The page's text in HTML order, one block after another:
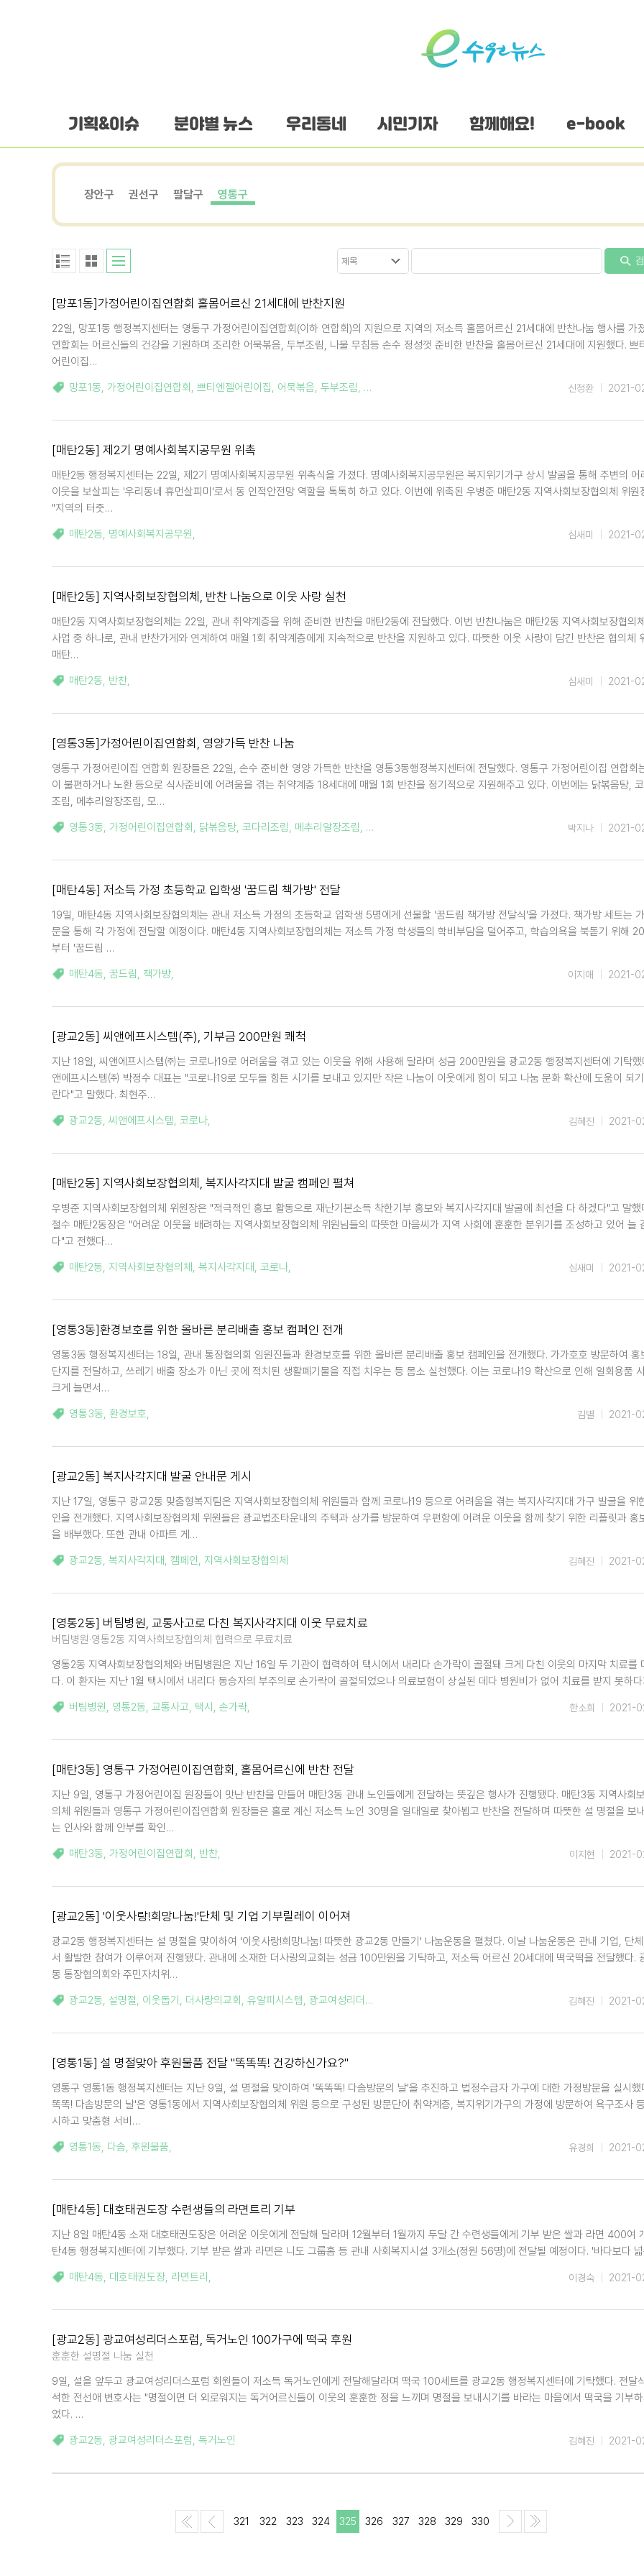
기획&이슈 분야별 뉴스 우리동네 시민기자 함께해요! e-book
장안구 권선구 팔달구 영통구
[망포1동]가정어린이집연합회 홀몸어르신 21세대에 반찬지원
22일, 망포1동 행정복지센터는 영통구 가정어린이집연합회(이하 연합회)의 지원으로 지역의 저소득 홀몸어르신 21세대에 반찬나눔 행사를 가
연합회는 어르신들의 건강을 기원하며 조리한 어묵볶음, 두부조림, 나물 무침등 손수 정성껏 준비한 반찬을 홀몸어르신 21세대에 지원했다. 쁘
어린이집…
망포1동, 가정어린이집연합회 , 쁘티엔젤어린이집, 어묵볶음, 두부조림, 나물 무침 2021-
신정환
[매탄2동] 제2기 명예사회복지공무원 위촉
매탄2동 행정복지센터는 22일, 제2기 명예사회복지공무원 위촉식을 가졌다. 명예사회복지공무원은 복지위기가구 상시 발굴을 통해 주변의 어
이웃을 보살피는 '우리동네 휴먼살피미'로서 동 인적안전망 역할을 톡톡히 하고 있다. 이번에 위촉된 우병준 매탄2동 지역사회보장협의체 위원
"지역의 터줏…
매탄2동, 명예사회복지공무원, 2021-
심새미
[매탄2동] 지역사회보장협의체, 반찬 나눔으로 이웃 사랑 실천
매탄2동 지역사회보장협의체는 22일, 관내 취약계층을 위해 준비한 반찬을 매탄2동에 전달했다. 이번 반찬나눔은 매탄2동 지역사회보장협의
사업 중 하나로, 관내 반찬가게와 연계하여 매월 1회 취약계층에게 지속적으로 반찬을 지원하고 있다. 따뜻한 이웃 사랑이 담긴 반찬은 협의체
매탄…
매탄2동, 반찬, 2021-
심새미
[영통3동]가정어린이집연합회, 영양가득 반찬 나눔
영통구 가정어린이집 연합회 원장들은 22일, 손수 준비한 영양 가득한 반찬을 영통3동행정복지센터에 전달했다. 영통구 가정어린이집 연합회
이 불편하거나 노환 등으로 식사준비에 어려움을 겪는 취약계층 18세대에 매월 1회 반찬을 정기적으로 지원해주고 있다. 이번에는 닭볶음탕, 코
조림, 메추리알장조림, 모…
영통3동, 가정어린이집연합회 , 닭볶음탕, 코다리조림, 메추리알장조림, 모듬전 2021-
박지나
[매탄4동] 저소득 가정 초등학교 입학생 '꿈드림 책가방' 전달
19일, 매탄4동 지역사회보장협의체는 관내 저소득 가정의 초등학교 입학생 5명에게 선물할 '꿈드림 책가방 전달식'을 가졌다. 책가방 세트는
문을 통해 각 가정에 전달할 예정이다. 매탄4동 지역사회보장협의체는 저소득 가정 학생들의 학비부담을 덜어주고, 학습의욕을 북돋기 위해
부터 '꿈드림 …
매탄4동, 꿈드림, 책가방, 2021-
이지애
[광교2동] 씨앤에프시스템(주), 기부금 200만원 쾌척
지난 18일, 씨앤에프시스템㈜는 코로나19로 어려움을 겪고 있는 이웃을 위해 사용해 달라며 성금 200만원을 광교2동 행정복지센터에 기탁했
앤에프시스템㈜ 박정수 대표는 "코로나19로 모두들 힘든 시기를 보내고 있지만 작은 나눔이 이웃에게 힘이 되고 나눔 문화 확산에 도움이 되
란다"고 말했다. 최현주…
광교2동, 씨앤에프시스템, 코로나, 2021-
김혜진
[매탄2동] 지역사회보장협의체, 복지사각지대 발굴 캠페인 펼쳐
우병준 지역사회보장협의체 위원장은 "적극적인 홍보 활동으로 재난기본소득 착한기부 홍보와 복지사각지대 발굴에 최선을 다 하겠다"고 말했
철수 매탄2동장은 "어려운 이웃을 배려하는 지역사회보장협의체 위원님들의 따뜻한 마음씨가 지역 사회에 훈훈한 분위기를 조성하고 있어 늘
다"고 전했다…
매탄2동, 지역사회보장협의체 , 복지사각지대, 코로나, 2021-
심새미
[영통3동]환경보호를 위한 올바른 분리배출 홍보 캠페인 전개
영통3동 행정복지센터는 18일, 관내 통장협의회 임원진들과 환경보호를 위한 올바른 분리배출 홍보 캠페인을 전개했다. 가가호호 방문하여 홍
단지를 전달하고, 쓰레기 배출 장소가 아닌 곳에 적치된 생활폐기물을 직접 치우는 등 몸소 실천했다. 이는 코로나19 확산으로 인해 일회용품
크게 늘면서…
영통3동, 환경보호, 2021-
김별
[광교2동] 복지사각지대 발굴 안내문 게시
지난 17일, 영통구 광교2동 맞춤형복지팀은 지역사회보장협의체 위원들과 함께 코로나19 등으로 어려움을 겪는 복지사각지대 가구 발굴을 위
인을 전개했다. 지역사회보장협의체 위원들은 광교법조타운내의 주택과 상가를 방문하여 우편함에 어려운 이웃을 함께 찾기 위한 리플릿과 홍
을 배부했다. 또한 관내 아파트 게…
광교2동, 복지사각지대, 캠페인, 지역사회보장협의체 2021-
김혜진
[영통2동] 버팀병원, 교통사고로 다친 복지사각지대 이웃 무료치료
버팀병원·영통2동 지역사회보장협의체 협력으로 무료치료
영통2동 지역사회보장협의체와 버팀병원은 지난 16일 두 기관이 협력하여 택시에서 내리다 손가락이 골절돼 크게 다친 이웃의 마지막 치료를
다. 이 환자는 지난 1월 택시에서 내리다 동승자의 부주의로 손가락이 골절되었으나 의료보험이 상실된 데다 병원비가 없어 치료를 받지 못하
버팀병원, 영통2동, 교통사고, 택시 , 손가락, 2021-
한소희
[매탄3동] 영통구 가정어린이집연합회, 홀몸어르신에 반찬 전달
지난 9일, 영통구 가정어린이집 원장들이 맛난 반찬을 만들어 매탄3동 관내 노인들에게 전달하는 뜻깊은 행사가 진행됐다. 매탄3동 지역사회
의체 위원들과 영통구 가정어린이집연합회 원장들은 홀로 계신 저소득 노인 30명을 일대일로 찾아뵙고 반찬을 전달하며 따뜻한 설 명절을 보
는 인사와 함께 안부를 확인…
매탄3동, 가정어린이집연합회 , 반찬, 2021-
이지현
[광교2동] '이웃사랑!희망나눔!'단체 및 기업 기부릴레이 이어져
광교2동 행정복지센터는 설 명절을 맞이하여 '이웃사랑!희망나눔! 따뜻한 광교2동 만들기' 나눔운동을 펼쳤다. 이날 나눔운동은 관내 기업, 단체
서 활발한 참여가 이루어져 진행됐다. 관내에 소재한 더사랑의교회는 성금 100만원을 기탁하고, 저소득 어르신 20세대에 떡국떡을 전달했다.
동 통장협의회와 주민자치위…
광교2동, 설명절, 이웃돕기 , 더사랑의교회 , 유알피시스템, 광교여성리더스포럼 2021-
김혜진
[영통1동] 설 명절맞아 후원물품 전달 "똑똑똑! 건강하신가요?"
영통구 영통1동 행정복지센터는 지난 9일, 설 명절을 맞이하여 '똑똑똑! 다솜방문의 날'을 추진하고 법정수급자 가구에 대한 가정방문을 실시했
똑똑! 다솜방문의 날'은 영통1동에서 지역사회보장협의체 위원 등으로 구성된 방문단이 취약계층, 복지위기가구의 가정에 방문하여 욕구조사
시하고 맞춤형 서비…
영통1동, 다솜, 후원물품, 2021-
유경희
[매탄4동] 대호태권도장 수련생들의 라면트리 기부
지난 8일 매탄4동 소재 대호태권도장은 어려운 이웃에게 전달해 달라며 12월부터 1월까지 두달 간 수련생들에게 기부 받은 쌀과 라면 400여
탄4동 행정복지센터에 기부했다. 기부 받은 쌀과 라면은 니도 그룹홈 등 관내 사회복지시설 3개소(정원 56명)에 전달될 예정이다. '바다보다
매탄4동, 대호태권도장, 라면트리 , 2021-
이경숙
[광교2동] 광교여성리더스포럼, 독거노인 100가구에 떡국 후원
훈훈한 설명절 나눔 실천
9일, 설을 앞두고 광교여성리더스포럼 회원들이 저소득 독거노인에게 전달해달라며 떡국 100세트를 광교2동 행정복지센터에 기탁했다. 전달
석한 전선애 변호사는 "명절이면 더 외로워지는 독거어르신들이 이웃의 훈훈한 정을 느끼며 명절을 보내시기를 바라는 마음에서 떡국을 기부하
었다. …
광교2동, 광교여성리더스포럼, 독거노인 2021-
김혜진
321 322 323 324 325 326 327 328 329 330